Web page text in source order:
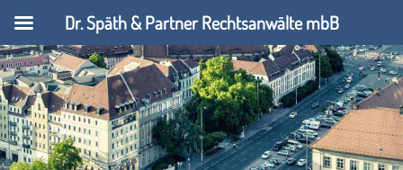
Dr. Späth & Partner Rechtsanwälte mbB